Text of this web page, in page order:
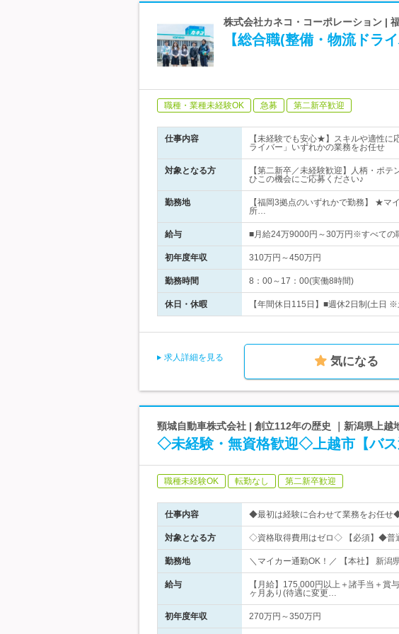
株式会社カネコ・コーポレーション |
【総合職(整備・物流ドラ
職種・業種未経験OK 急募 第二新卒歓迎
仕事内容
【未経験でも安心★】スキルや適性に
ライバー」いずれかの業務をお任せ
対象となる方
【第二新卒／未経験歓迎】人柄・ポ
ひこの機会にご応募ください♪
勤務地
【福岡3拠点のいずれかで勤務】 ★マ
所…
給与 ■月給24万9000円～30万円※すべての
初年度年収 310万円～450万円
勤務時間 8：00～17：00(実働8時間)
休日・休暇 【年間休日115日】■週休2日制(土日
求人詳細を見る 気になる
頸城自動車株式会社 | 創立112年の歴史 ｜新潟県上越
◇未経験・無資格歓迎◇上越市【バス
職種未経験OK 転勤なし 第二新卒歓迎
仕事内容 ◆最初は経験に合わせて業務をお任せ
対象となる方 ◇資格取得費用はゼロ◇ 【必須】◆普
勤務地 ＼マイカー通勤OK！／ 【本社】 新
給与
【月給】175,000円以上＋諸手当＋
ヶ月あり(待遇に変更…
初年度年収 270万円～350万円